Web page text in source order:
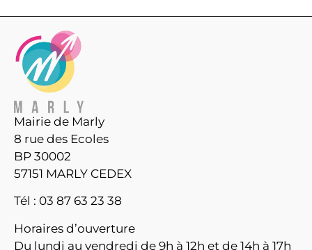
Mairie de Marly
8 rue des Ecoles
BP 30002
57151 MARLY CEDEX
Tél : 03 87 63 23 38
Horaires d’ouverture
Du lundi au vendredi de 9h à 12h et de 14h à 17h